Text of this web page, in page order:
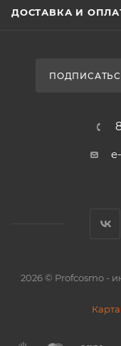
ДОСТАВКА И
2026© Profcosmo -